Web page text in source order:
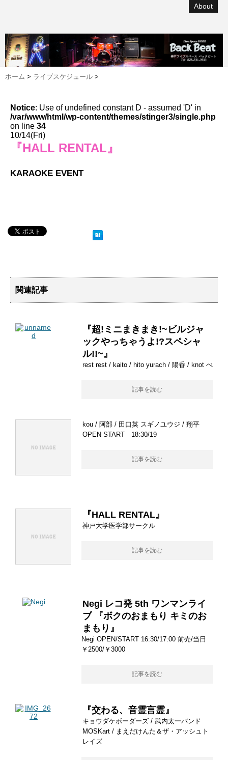
About
ホーム > ライブスケジュール >
Notice: Use of undefined constant D - assumed 'D' in
/var/www/html/wp-content/themes/stinger3/single.php
on line 34
10/14(Fri)
『HALL RENTAL』
KARAOKE EVENT
関連記事
『超!ミニまきまき!~ビルジャ
ックやっちゃうよ!?スペシャ
ル!!~』
rest rest / kaito / hito yurach / 陽香 / knot べ
記事を読む
kou / 阿部 / 田口英 スギノユウジ / 翔平
OPEN START 18:30/19
記事を読む
『HALL RENTAL』
神戸大学医学部サークル
記事を読む
Negi レコ発 5th ワンマンライ
ブ 『ボクのおまもり キミのお
まもり』
Negi OPEN/START 16:30/17:00 前売/当日
￥2500/￥3000
記事を読む
『交わる、音霊言霊』
キョウダケボーダーズ / 武内太一バンド
MOSKart / まえだけんた＆ザ・アッシュト
レイズ